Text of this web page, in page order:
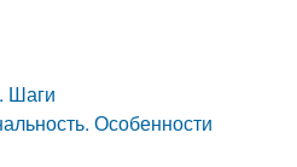
Шаги
Особенности